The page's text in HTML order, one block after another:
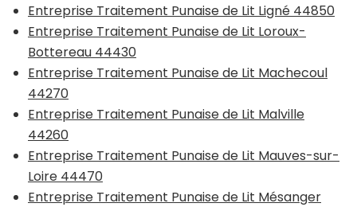
Entreprise Traitement Punaise de Lit Ligné 44850
Entreprise Traitement Punaise de Lit Loroux-
Bottereau 44430
Entreprise Traitement Punaise de Lit Machecoul
44270
Entreprise Traitement Punaise de Lit Malville
44260
Entreprise Traitement Punaise de Lit Mauves-sur-
Loire 44470
Entreprise Traitement Punaise de Lit Mésanger